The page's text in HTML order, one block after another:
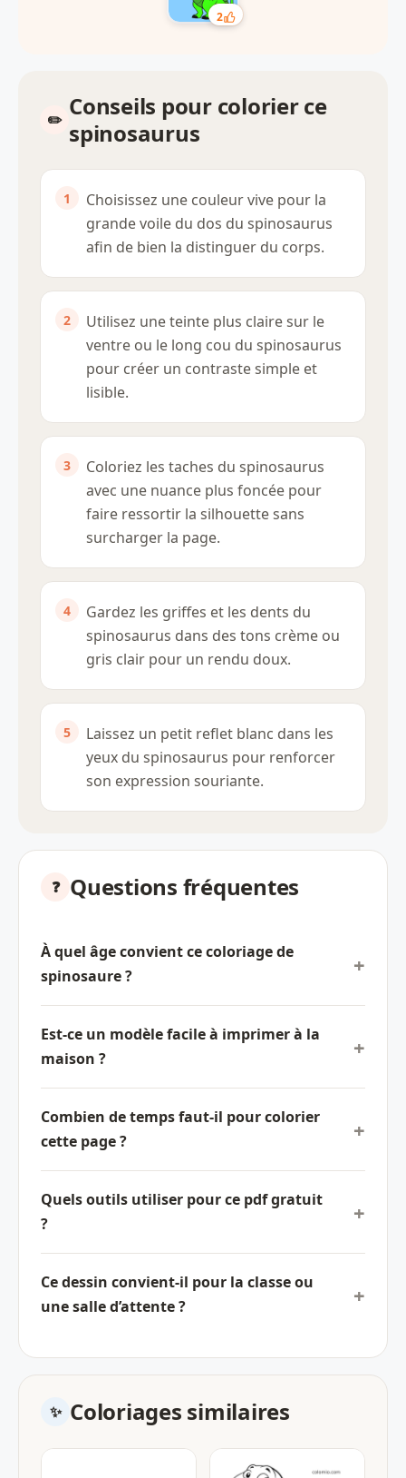
2
Conseils pour colorier ce
spinosaurus
Choisissez une couleur vive pour la
grande voile du dos du spinosaurus
afin de bien la distinguer du corps.
Utilisez une teinte plus claire sur le
ventre ou le long cou du spinosaurus
pour créer un contraste simple et
lisible.
Coloriez les taches du spinosaurus
avec une nuance plus foncée pour
faire ressortir la silhouette sans
surcharger la page.
Gardez les griffes et les dents du
spinosaurus dans des tons crème ou
gris clair pour un rendu doux.
Laissez un petit reflet blanc dans les
yeux du spinosaurus pour renforcer
son expression souriante.
Questions fréquentes
À quel âge convient ce coloriage de
spinosaure ?
Est-ce un modèle facile à imprimer à la
maison ?
Combien de temps faut-il pour colorier
cette page ?
Quels outils utiliser pour ce pdf gratuit
?
Ce dessin convient-il pour la classe ou
une salle d’attente ?
Coloriages similaires